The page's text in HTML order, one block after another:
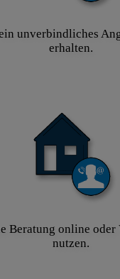
unverbindliches
erhalten.
Beratung online oder
nutzen.